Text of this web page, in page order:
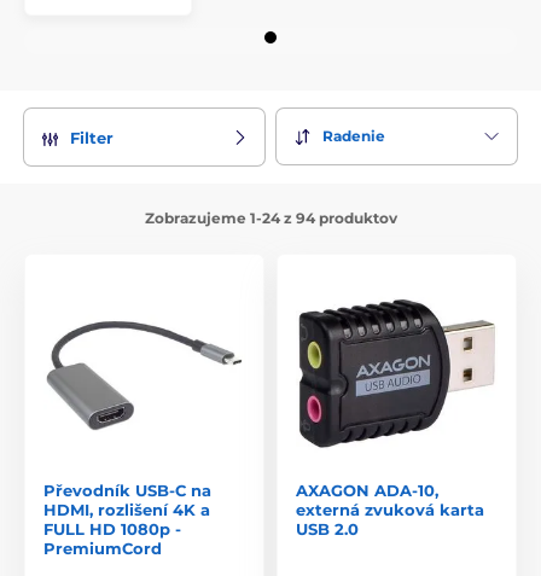
Filter Radenie
Zobrazujeme 1-24 z 94 produktov
Převodník USB-C na
HDMI, rozlišení 4K a
FULL HD 1080p -
PremiumCord
AXAGON ADA-10,
externá zvuková karta
USB 2.0